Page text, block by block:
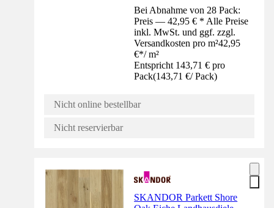
Bei Abnahme von 28 Pack:
Preis — 42,95 € * Alle Preise
inkl. MwSt. und ggf. zzgl.
Versandkosten pro m²42,95
€*/ m²
Entspricht 143,71 € pro
Pack(143,71 €/ Pack)
Nicht online bestellbar
Nicht reservierbar
SKANDOR Parkett Shore